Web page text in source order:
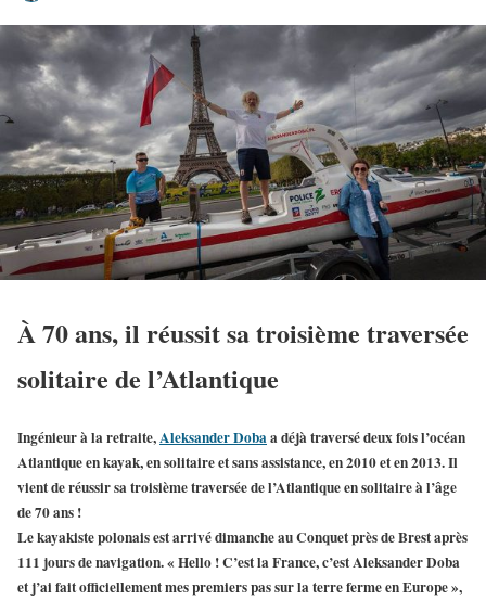
À 70 ans, il réussit sa troisième traversée
solitaire de l’Atlantique
Ingénieur à la retraite,Aleksander Dobaa déjà traversé deux fois l’océan
Atlantique en kayak,en solitaire et sans assistance, en 2010 et en 2013.Il
vient de réussir sa troisième traversée de l’Atlantique en solitaire à l’âge
de 70 ans !
Lekayakiste polonaisest arrivé dimanche au Conquet près de Brest après
111 jours de navigation. « Hello ! C’est la France, c’est Aleksander Doba
et j’ai fait officiellement mes premiers pas sur la terre ferme en Europe »,